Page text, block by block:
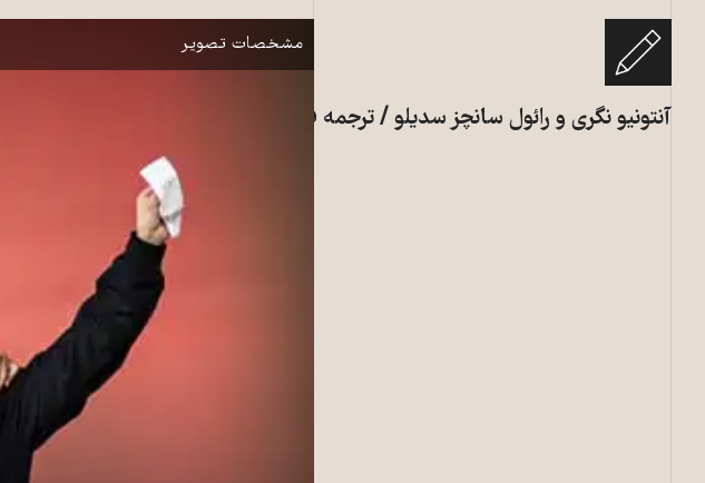
آنتونیو نگری و رائول سانچز سدیلو / ترجمه فرشاد خدیری
نمایش
مشخصات تصویر